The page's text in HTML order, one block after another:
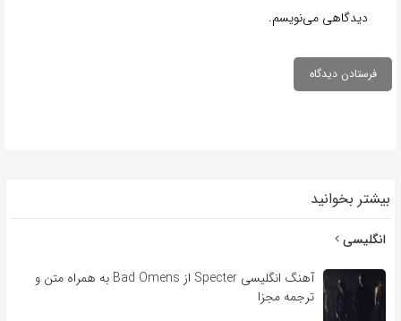
دیدگاهی می‌نویسم.
بیشتر بخوانید
انگلیسی
آهنگ انگلیسی Specter از Bad Omens به همراه متن و
ترجمه مجزا